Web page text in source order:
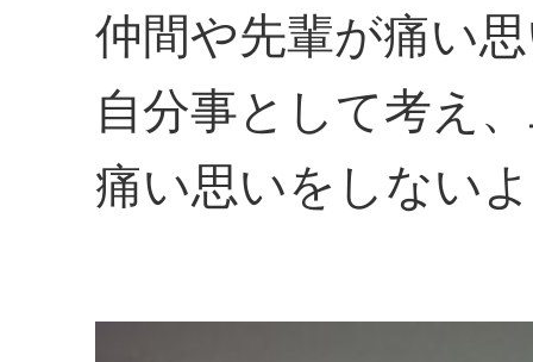
仲間や先輩が痛い
自分事として考え
痛い思いをしない